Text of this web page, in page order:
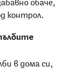
контрол.
в дома си,